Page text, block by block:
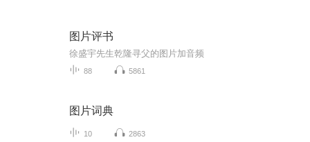
图片评书
徐盛宇先生乾隆寻父的图片加音频
88 5861
图片词典
10 2863